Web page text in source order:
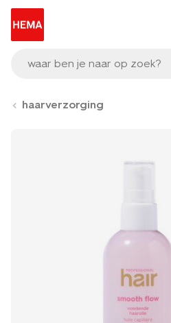
waar ben je naar op zoek?
haarverzorging